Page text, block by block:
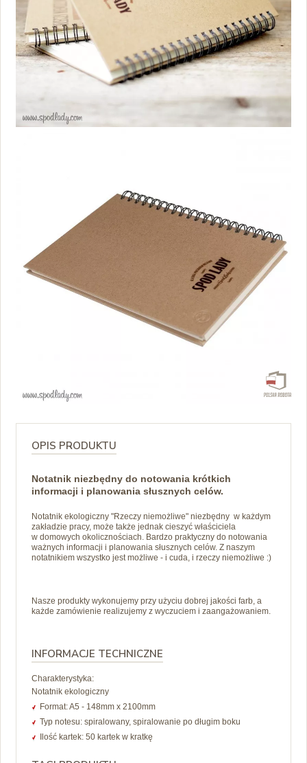
OPIS PRODUKTU
Notatnik niezbędny do notowania krótkich
informacji i planowania słusznych celów.
Notatnik ekologiczny "Rzeczy niemożliwe" niezbędny w każdym
zakładzie pracy, może także jednak cieszyć właściciela
w domowych okolicznościach. Bardzo praktyczny do notowania
ważnych informacji i planowania słusznych celów. Z naszym
notatnikiem wszystko jest możliwe - i cuda, i rzeczy niemożliwe :)
Nasze produkty wykonujemy przy użyciu dobrej jakości farb, a
każde zamówienie realizujemy z wyczuciem i zaangażowaniem.
INFORMACJE TECHNICZNE
Charakterystyka:
Notatnik ekologiczny
Format: A5 - 148mm x 2100mm
Typ notesu: spiralowany, spiralowanie po długim boku
Ilość kartek: 50 kartek w kratkę